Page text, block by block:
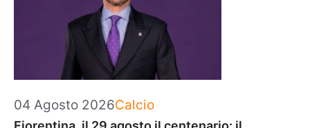
04 Agosto 2026Categorie
Calcio